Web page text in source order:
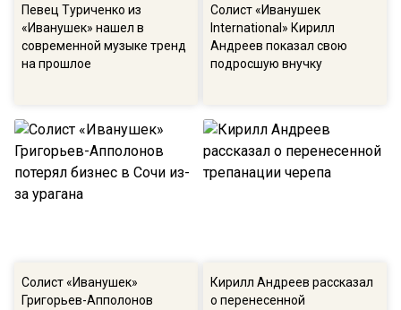
Певец Туриченко из
«Иванушек» нашел в
современной музыке тренд
на прошлое
Солист «Иванушек
International» Кирилл
Андреев показал свою
подросшую внучку
Солист «Иванушек»
Григорьев-Апполонов
Кирилл Андреев рассказал
о перенесенной